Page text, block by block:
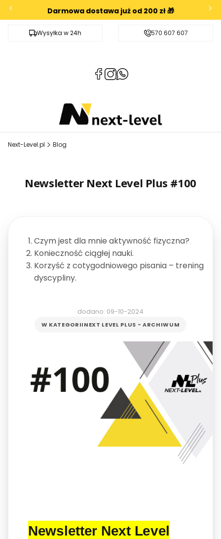
Darmowa dostawa już od 200 zł 🎁
Wysyłka w 24h Darmowa dostawa od 200zł
570 607 607
(Otwiera
karcie)
(Otwiera
karcie)
(Otwiera
karcie)
Next-Level.pl Blog
Newsletter Next Level Plus #100
Czym jest dla mnie aktywność fizyczna?
Konieczność ciągłej nauki.
Korzyść z cotygodniowego pisania – trening
dyscypliny.
dodano: 09-10-2024
W KATEGORIINEXT LEVEL PLUS - ARCHIWUM
Newsletter Next Level